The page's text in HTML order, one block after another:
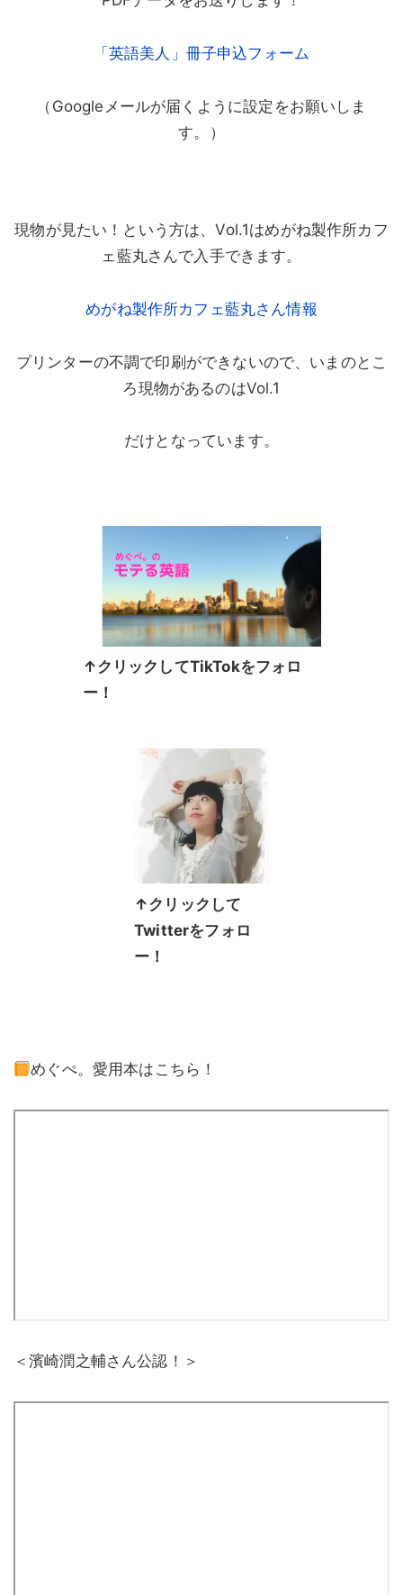
「英語美人」冊子申込フォーム
（Googleメールが届くように設定をお願いしま
す。）
現物が見たい！という方は、Vol.1はめがね製作所カフ
ェ藍丸さんで入手できます。
めがね製作所カフェ藍丸さん情報
プリンターの不調で印刷ができないので、いまのとこ
ろ現物があるのはVol.1
だけとなっています。
↑クリックしてTikTokをフォロ
ー！
↑クリックして
Twitterをフォロ
ー！
めぐぺ。愛用本はこちら！
＜濱崎潤之輔さん公認！＞